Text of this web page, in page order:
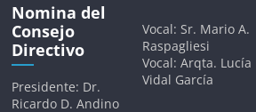
Nomina del
Consejo
Directivo
Presidente: Dr.
Ricardo D. Andino
Vocal: Sr. Mario A.
Raspagliesi
Vocal: Arqta. Lucía
Vidal García